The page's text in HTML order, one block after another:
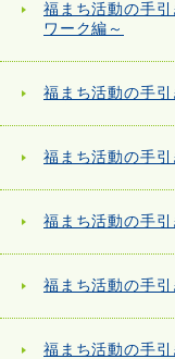
福まち活動の手
ワーク編～
福まち活動の手
福まち活動の手
福まち活動の手
福まち活動の手
福まち活動の手